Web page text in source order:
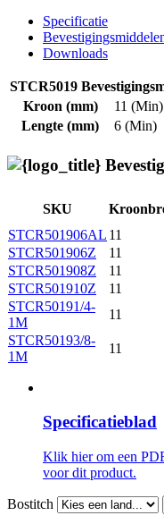
Specificatie
Downloads
STCR5019
Kroon (mm)
11 (Min)
Lengte (mm)
6 (Min)
SKU
STCR501906AL 11
STCR501906Z
11
STCR501908Z
11
STCR501910Z
11
STCR50191/4-
1M
11
STCR50193/8-
1M
11
Specificatieblad
Klik hier om een
voor dit product.
Bostitch